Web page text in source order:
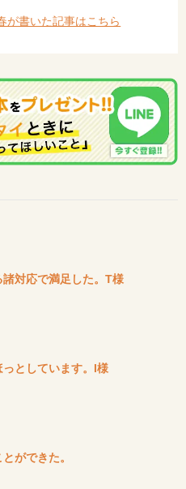
が書いた記事はこちら
諸対応で満足した。T様
としています。I様
ができた。